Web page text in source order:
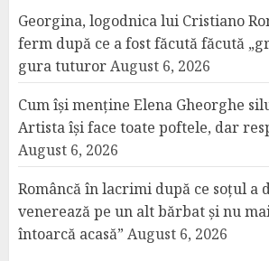
Georgina, logodnica lui Cristiano
ferm după ce a fost făcută făcută
gura tuturorAugust 6, 2026
Cum își menține Elena Gheorghe
Artista își face toate poftele, dar
August 6, 2026
Româncă în lacrimi după ce soțul a
venerează pe un alt bărbat și nu
întoarcă acasă” August 6, 2026